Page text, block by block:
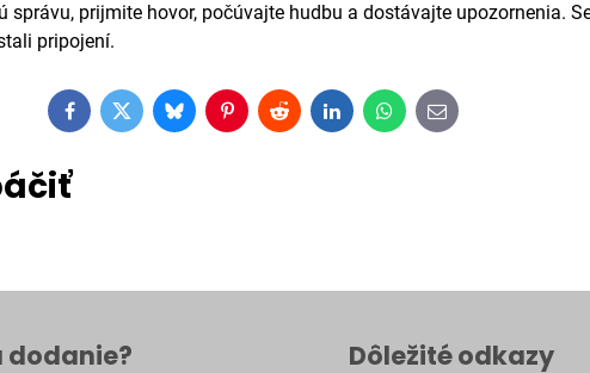
správu, prijmite hovor, počúvajte hudbu a dostávajte upozornenia.
pripojení.
FacebookTwitterBlueskyPinterestRedditLinkedInWhatsApp
E-
mail
dodanie? Dôležité odkazy